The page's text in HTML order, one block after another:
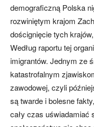
demograficzną Polska
rozwiniętym krajom
doścignięcie tych
Według raportu tej
imigrantów. Jednym ze
katastrofalnym
zawodowej, czyli
są twarde i bolesne
cały czas uświadamiać